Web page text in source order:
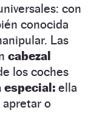
con
conocida
Las
cabezal
los coches
especial: ella
apretar o